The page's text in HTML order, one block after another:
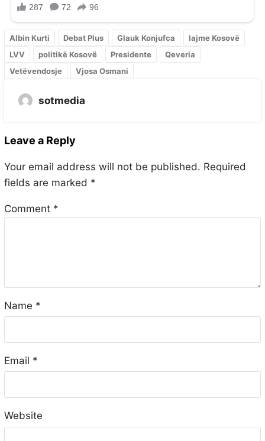
Albin Kurti Debat Plus Glauk Konjufca
lajme Kosovë
LVV
politikë Kosovë Presidente
Qeveria
Vetëvendosje
Vjosa Osmani
sotmedia
Leave a Reply
Your email address will not be published. Required
fields are marked *
Comment *
Name *
Email *
Website